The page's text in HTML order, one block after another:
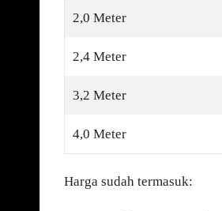
2,0 Meter
2,4 Meter
3,2 Meter
4,0 Meter
Harga sudah termasuk: